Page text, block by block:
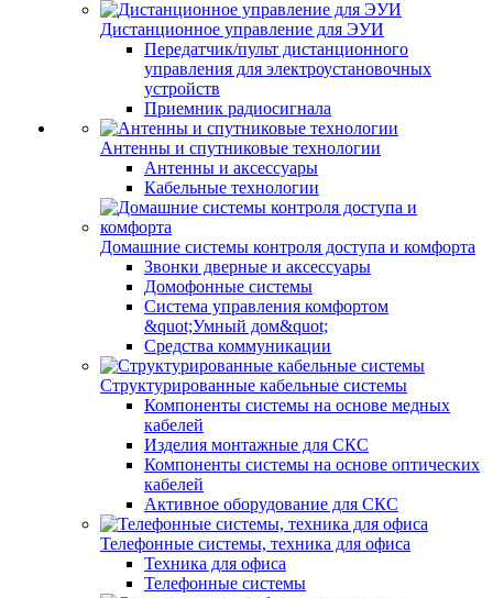
Дистанционное управление для ЭУИ
Передатчик/пульт дистанционного
управления для электроустановочных
устройств
Приемник радиосигнала
Антенны и спутниковые технологии
Антенны и аксессуары
Кабельные технологии
Домашние системы контроля доступа и комфорта
Звонки дверные и аксессуары
Домофонные системы
Система управления комфортом
&quot;Умный дом&quot;
Средства коммуникации
Структурированные кабельные системы
Компоненты системы на основе медных
кабелей
Изделия монтажные для СКС
Компоненты системы на основе оптических
кабелей
Активное оборудование для СКС
Телефонные системы, техника для офиса
Техника для офиса
Телефонные системы